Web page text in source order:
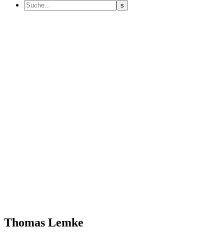
Thomas Lemke